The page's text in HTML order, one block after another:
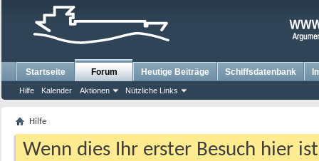
Startseite Forum
Hilfe Kalender Aktionen Nützliche Links
Heutige Beiträge Schiffsdatenbank
Hilfe
Wenn dies Ihr erster Besuch hier